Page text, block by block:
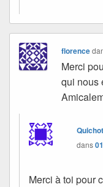
florence
Merci
qui nous
dans
Merci à toi pour